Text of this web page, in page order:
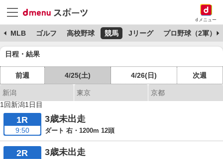
dメニュー
MLB ゴルフ 高校野球 競馬 Jリーグ プロ野球（2軍）
日程・結果
前週 4/25(土) 4/26(日) 次週
新潟 東京
京都
1回新潟1日目
1R
9:50
3歳未出走
ダート 右・1200m 12頭
2R 3歳未出走